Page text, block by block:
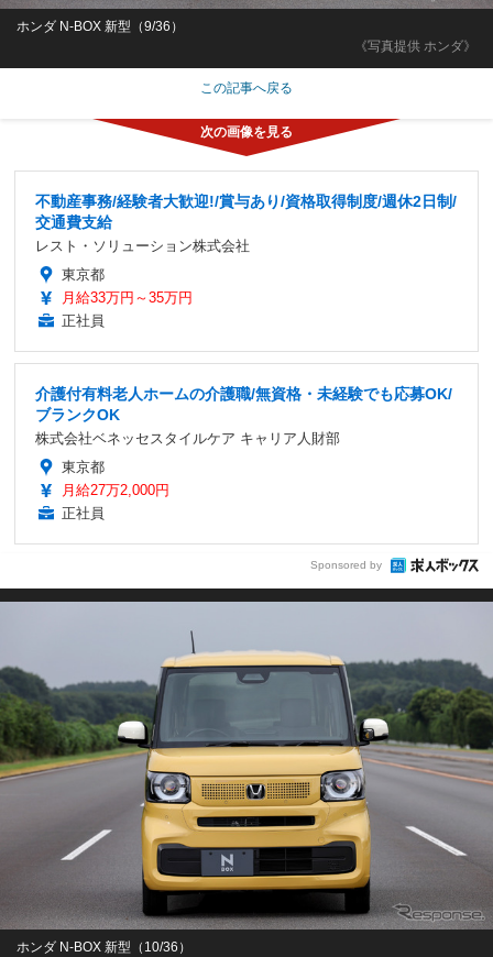
《写真提供 ホンダ》
ホンダ N-BOX 新型（9/36）
この記事へ戻る
不動産事務/経験者大歓迎!/賞与あり/資格取得制度/週休2日制/
交通費支給
レスト・ソリューション株式会社
東京都
月給33万円～35万円
正社員
介護付有料老人ホームの介護職/無資格・未経験でも応募OK/
ブランクOK
株式会社ベネッセスタイルケア キャリア人財部
東京都
月給27万2,000円
正社員
Sponsored by
ホンダ N-BOX 新型（10/36）